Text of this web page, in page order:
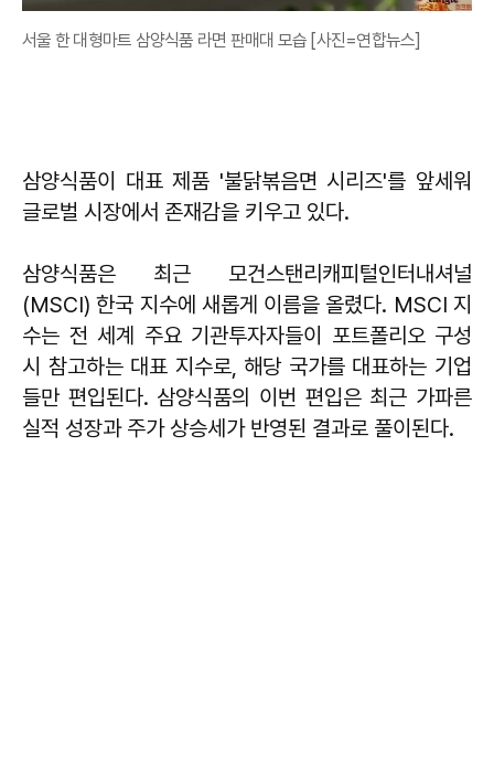
서울 한 대형마트 삼양식품 라면 판매대 모습 [사진=연합뉴스]
삼양식품이 대표 제품 '불닭볶음면 시리즈'를 앞세워
글로벌 시장에서 존재감을 키우고 있다.
삼양식품은 최근 모건스탠리캐피털인터내셔널
(MSCI) 한국 지수에 새롭게 이름을 올렸다. MSCI 지
수는 전 세계 주요 기관투자자들이 포트폴리오 구성
시 참고하는 대표 지수로, 해당 국가를 대표하는 기업
들만 편입된다. 삼양식품의 이번 편입은 최근 가파른
실적 성장과 주가 상승세가 반영된 결과로 풀이된다.